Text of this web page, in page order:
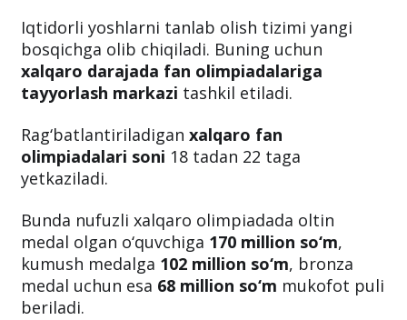
Iqtidorli yoshlarni tanlab olish tizimi yangi
bosqichga olib chiqiladi. Buning uchun
xalqaro darajada fan olimpiadalariga
tayyorlash markazi tashkil etiladi.
Rag‘batlantiriladigan xalqaro fan
olimpiadalari soni 18 tadan 22 taga
yetkaziladi.
Bunda nufuzli xalqaro olimpiadada oltin
medal olgan o‘quvchiga 170 million so‘m,
kumush medalga 102 million so‘m, bronza
medal uchun esa 68 million so‘m mukofot puli
beriladi.